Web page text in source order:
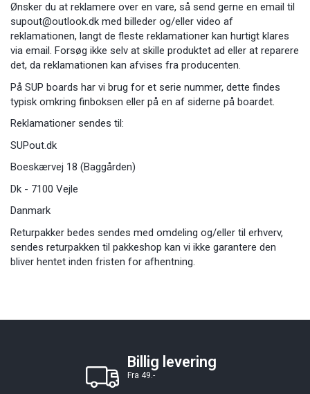
Ønsker du at reklamere over en vare, så send gerne en email til
supout@outlook.dk med billeder og/eller video af
reklamationen, langt de fleste reklamationer kan hurtigt klares
via email. Forsøg ikke selv at skille produktet ad eller at reparere
det, da reklamationen kan afvises fra producenten.
På SUP boards har vi brug for et serie nummer, dette findes
typisk omkring finboksen eller på en af siderne på boardet
Reklamationer sendes til:
SUPout.dk
Boeskærvej 18 (Baggården)
Dk - 7100 Vejle
Danmark
Returpakker bedes sendes med omdeling og/eller til erhverv,
sendes returpakken til pakkeshop kan vi ikke garantere den
bliver hentet inden fristen for afhentning.
Billig levering
Fra 49.-